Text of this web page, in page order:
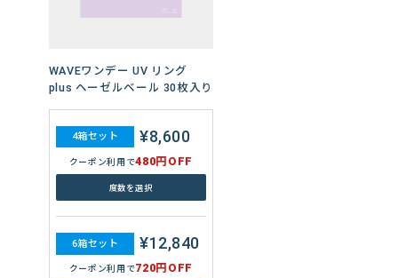
クーポン利用で 960円OFF
6箱セット ¥20,040
クーポン利用で1,440円OFF
8箱セット ¥26,720
WAVEワンデー UV リング
plus ヘーゼルベール 30枚入り
4箱セット ¥8,600
クーポン利用で480円OFF
度数を選択
6箱セット ¥12,840
クーポン利用で720円OFF